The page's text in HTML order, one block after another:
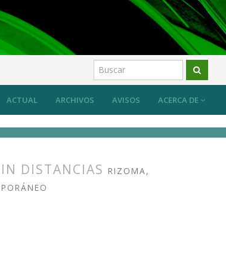
ACTUAL ARCHIVOS AVISOS ACERCA DE
DISTANCIAS RIZOMA,